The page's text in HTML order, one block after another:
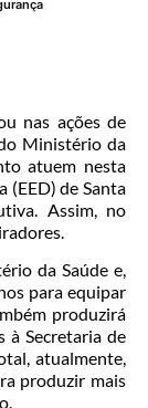
nas ações de
Ministério da
atuem nesta
(EED) de Santa
Assim, no
da Saúde e,
para equipar
produzirá
à Secretaria de
atualmente,
produzir mais